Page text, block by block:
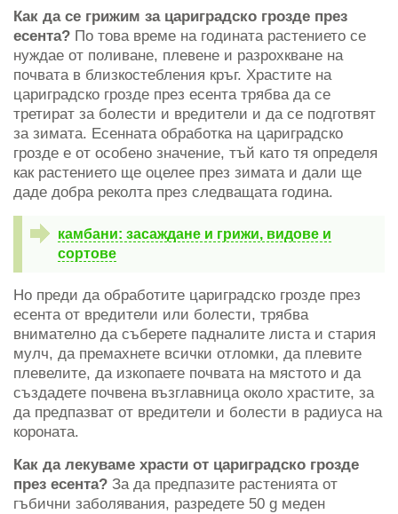
Как да се грижим за цариградско грозде през
есента? По това време на годината растението се
нуждае от поливане, плевене и разрохкване на
почвата в близкостебления кръг. Храстите на
цариградско грозде през есента трябва да се
третират за болести и вредители и да се подготвят
за зимата. Есенната обработка на цариградско
грозде е от особено значение, тъй като тя определя
как растението ще оцелее през зимата и дали ще
даде добра реколта през следващата година.
камбани: засаждане и грижи, видове и
сортове
Но преди да обработите цариградско грозде през
есента от вредители или болести, трябва
внимателно да съберете падналите листа и стария
мулч, да премахнете всички отломки, да плевите
плевелите, да изкопаете почвата на мястото и да
създадете почвена възглавница около храстите, за
да предпазват от вредители и болести в радиуса на
короната.
Как да лекуваме храсти от цариградско грозде
през есента? За да предпазите растенията от
гъбични заболявания, разредете 50 g меден